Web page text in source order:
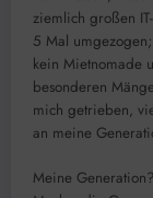
ziemlich großen
5 Mal
kein Mietnomade
besonderen
mich getrieben,
an meine
Meine